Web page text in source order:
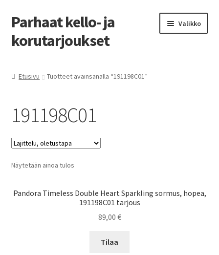
Siirry
navigointiin
Siirry
sisältöön
Parhaat kello- ja
korutarjoukset
Valikko
Etusivu Tuotteet avainsanalla “191198C01”
191198C01
Näytetään ainoa tulos
Pandora Timeless Double Heart Sparkling sormus, hopea,
191198C01 tarjous
89,00 €
Tilaa